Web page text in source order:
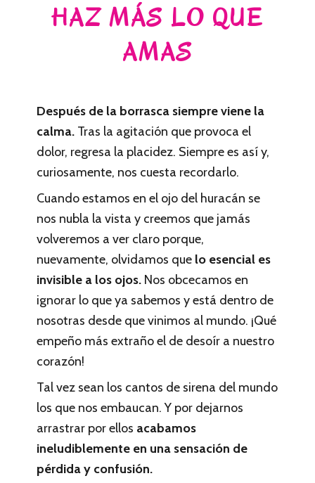
HAZ MÁS LO QUE
AMAS
Después de la borrasca siempre viene la
calma. Tras la agitación que provoca el
dolor, regresa la placidez. Siempre es así y,
curiosamente, nos cuesta recordarlo.
Cuando estamos en el ojo del huracán se
nos nubla la vista y creemos que jamás
volveremos a ver claro porque,
nuevamente, olvidamos que lo esencial es
invisible a los ojos. Nos obcecamos en
ignorar lo que ya sabemos y está dentro de
nosotras desde que vinimos al mundo. ¡Qué
empeño más extraño el de desoír a nuestro
corazón!
Tal vez sean los cantos de sirena del mundo
los que nos embaucan. Y por dejarnos
arrastrar por ellos acabamos
ineludiblemente en una sensación de
pérdida y confusión.